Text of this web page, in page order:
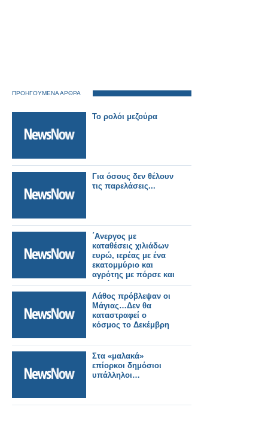
ΠΡΟΗΓΟΥΜΕΝΑ ΑΡΘΡΑ
Το ρολόι μεζούρα
Για όσους δεν θέλουν
τις παρελάσεις...
΄Ανεργος με
καταθέσεις χιλιάδων
ευρώ, ιερέας με ένα
εκατομμύριο και
αγρότης με πόρσε και
φεράρι!!!
Λάθος πρόβλεψαν οι
Μάγιας…Δεν θα
καταστραφεί ο
κόσμος το Δεκέμβρη
Στα «μαλακά»
επίορκοι δημόσιοι
υπάλληλοι…